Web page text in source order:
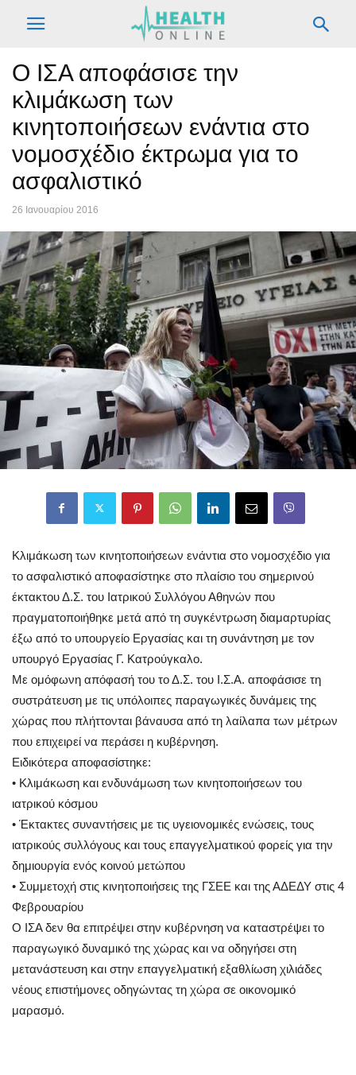
Ο ΙΣΑ αποφάσισε την
κλιμάκωση των
κινητοποιήσεων ενάντια στο
νομοσχέδιο έκτρωμα για το
ασφαλιστικό
26 Ιανουαρίου 2016
Κλιμάκωση των κινητοποιήσεων ενάντια στο νομοσχέδιο για
το ασφαλιστικό αποφασίστηκε στο πλαίσιο του σημερινού
έκτακτου Δ.Σ. του Ιατρικού Συλλόγου Αθηνών που
πραγματοποιήθηκε μετά από τη συγκέντρωση διαμαρτυρίας
έξω από το υπουργείο Εργασίας και τη συνάντηση με τον
υπουργό Εργασίας Γ. Κατρούγκαλο.
Με ομόφωνη απόφασή του το Δ.Σ. του Ι.Σ.Α. αποφάσισε τη
συστράτευση με τις υπόλοιπες παραγωγικές δυνάμεις της
χώρας που πλήττονται βάναυσα από τη λαίλαπα των μέτρων
που επιχειρεί να περάσει η κυβέρνηση.
Ειδικότερα αποφασίστηκε:
• Κλιμάκωση και ενδυνάμωση των κινητοποιήσεων του
ιατρικού κόσμου
• Έκτακτες συναντήσεις με τις υγειονομικές ενώσεις, τους
ιατρικούς συλλόγους και τους επαγγελματικού φορείς για την
δημιουργία ενός κοινού μετώπου
• Συμμετοχή στις κινητοποιήσεις της ΓΣΕΕ και της ΑΔΕΔΥ στις 4
Φεβρουαρίου
Ο ΙΣΑ δεν θα επιτρέψει στην κυβέρνηση να καταστρέψει το
παραγωγικό δυναμικό της χώρας και να οδηγήσει στη
μετανάστευση και στην επαγγελματική εξαθλίωση χιλιάδες
νέους επιστήμονες οδηγώντας τη χώρα σε οικονομικό
μαρασμό.